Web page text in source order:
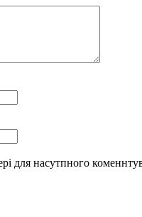
для насутпного